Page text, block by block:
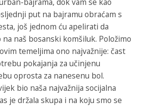
put na bajramu obraćam s
još jednom ću apelirati da
na naš bosanski komšiluk. Položimo
temeljima ono najvažnije: čast
pokajanja za učinjenu
oprosta za nanesenu bol.
bio naša najvažnija socijalna
je držala skupa i na koju smo se